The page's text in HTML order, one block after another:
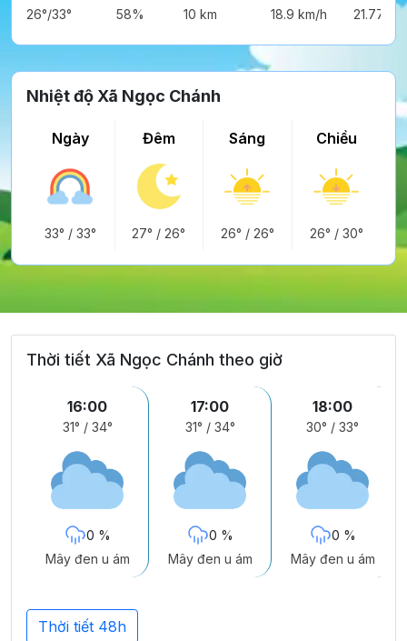
26°/33°
58%
10 km
18.9 km/h
21.77°
Nhiệt độ Xã Ngọc Chánh
Ngày
33° / 33°
Đêm
27° /26°
Sáng
26° / 26°
Chiều
26° / 30°
Thời tiết Xã Ngọc Chánh theo giờ
16:00
31° / 34°
0 %
Mây đen u ám
17:00
31° / 34°
0 %
Mây đen u ám
18:00
30° / 33°
0 %
Mây đen u ám
Thời tiết 48h